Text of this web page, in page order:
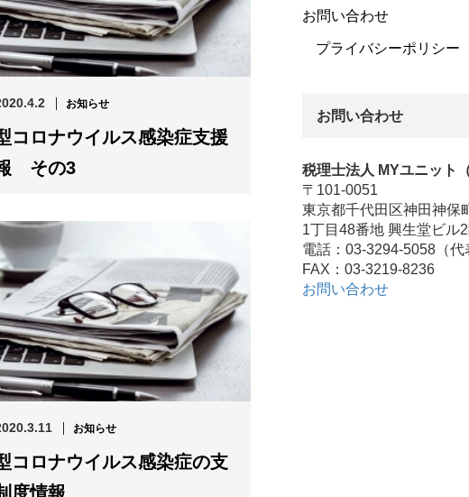
お知らせ
コロナウイルス感染症支援
その3
お知らせ
コロナウイルス感染症の支
度情報
お問い合わせ
プライバシーポリシー
お問い合わせ
税理士法人 MYユニット
〒101-0051
東京都千代田区神田神保
1丁目48番地 興生堂ビル
電話：03-3294-5058（代
FAX：03-3219-8236
お問い合わせ